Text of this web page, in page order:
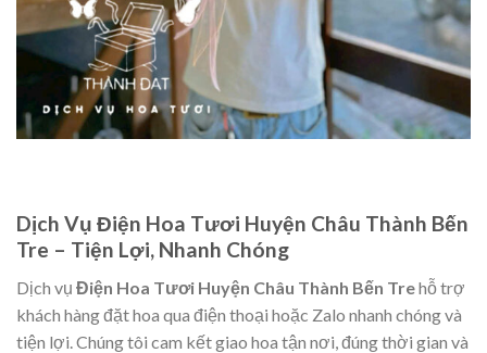
Dịch Vụ Điện Hoa Tươi Huyện Châu Thành Bến
Tre – Tiện Lợi, Nhanh Chóng
Dịch vụ Điện Hoa Tươi Huyện Châu Thành Bến Trehỗ trợ
khách hàng đặt hoa qua điện thoại hoặc Zalo nhanh chóng và
tiện lợi. Chúng tôi cam kết giao hoa tận nơi, đúng thời gian và